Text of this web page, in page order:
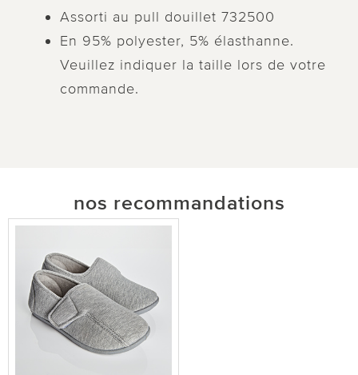
Assorti au pull douillet 732500
En 95% polyester, 5% élasthanne.
Veuillez indiquer la taille lors de votre
commande.
nos recommandations